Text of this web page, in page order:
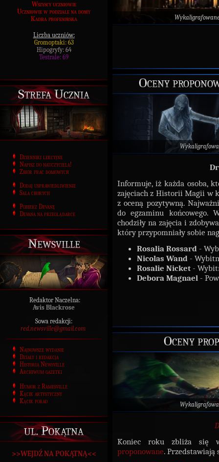
Wszyscy uczniowie
Uczniowie w podziale na domy
Kadra profesorska
Liczba uczniów:
Gromoptaki: 63
Hipogryfy: 64
Testrale: 69
Strefa Ucznia
Dzienniki lekcyjne
Napisz do nauczyciela!
Zbiór prac domowych
Dodaj usprawiedliwienie
Sala chorych
Pobierz Devanę
Devana na przeglądarce
Newsville
Redaktor Naczelna:
Avis Blackrose
Sowa redakcji:
red.newsville@gmail.com
Najnowsze wydanie
Działy i redakcja
Historia Newsville
Archiwum gazetki
Humor z Ramesville
Kącik artystyczny
Kącik porad
ul. Pokątna
>>WEJDŹ NA POKĄTNĄ<<
Oceny
Informuje, iż każda osoba,
zajęciach z Historii Magii w
z oceną pozytywną.
do egzaminu końcowego.
chodziły na zajęcia i
który przypomniały sobie
Rosalia Rossard -
Nicolas Wand -
Rosalie Nicket -
Debora Magnael -
Oceny
Koniec roku zbliża się
proponowane. Przedstawiają